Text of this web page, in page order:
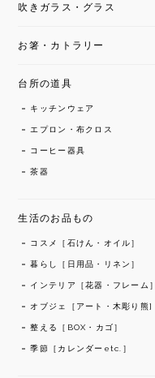
吹きガラス・グラス
お箸・カトラリー
台所の道具
キッチンウェア
エプロン・布クロス
コーヒー器具
茶器
生活のお品もの
コスメ［石けん・オイル］
暮らし［日用品・リネン］
インテリア［花器・フレーム］
オブジェ［アート・木彫り熊]
整える［BOX・カゴ］
季節［カレンダーetc.］